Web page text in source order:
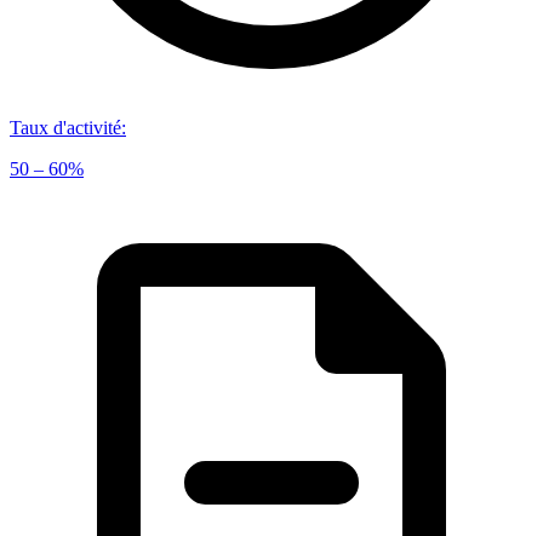
Taux d'activité:
50 – 60%